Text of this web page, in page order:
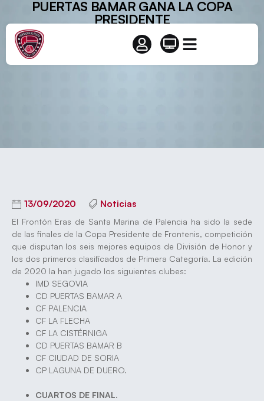
PUERTAS BAMAR GANA LA COPA
PRESIDENTE
13/09/2020 Noticias
El Frontón Eras de Santa Marina de Palencia ha sido la sede
de las finales de la Copa Presidente de Frontenis, competición
que disputan los seis mejores equipos de División de Honor y
los dos primeros clasificados de Primera Categoría. La edición
de 2020 la han jugado los siguientes clubes:
IMD SEGOVIA
CD PUERTAS BAMAR A
CF PALENCIA
CF LA FLECHA
CF LA CISTÉRNIGA
CD PUERTAS BAMAR B
CF CIUDAD DE SORIA
CP LAGUNA DE DUERO.
CUARTOS DE FINAL.